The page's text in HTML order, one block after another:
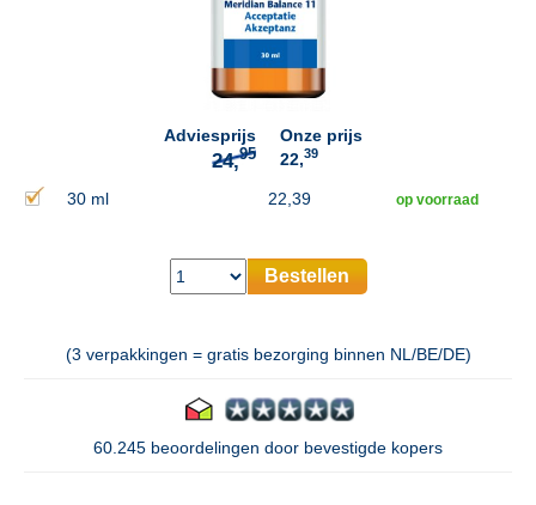
Adviesprijs
Onze prijs
22,39
30 ml 22,39 op voorraad
Bestellen
(3 verpakkingen = gratis bezorging binnen NL/BE/DE)
60.245 beoordelingen door bevestigde kopers